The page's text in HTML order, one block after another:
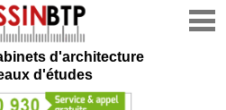
d'architecture
d'études